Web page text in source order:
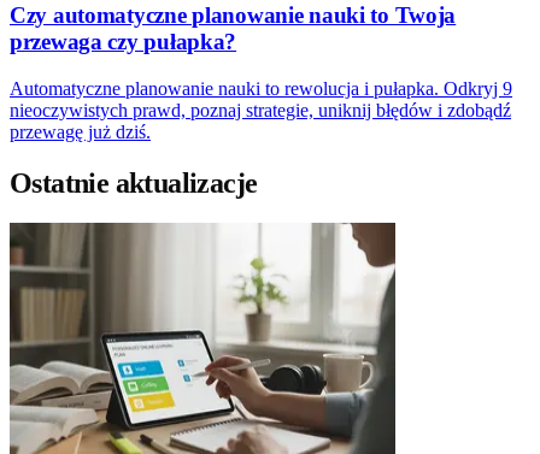
Czy automatyczne planowanie nauki to Twoja
przewaga czy pułapka?
Automatyczne planowanie nauki to rewolucja i pułapka. Odkryj 9
nieoczywistych prawd, poznaj strategie, uniknij błędów i zdobądź
przewagę już dziś.
Ostatnie aktualizacje